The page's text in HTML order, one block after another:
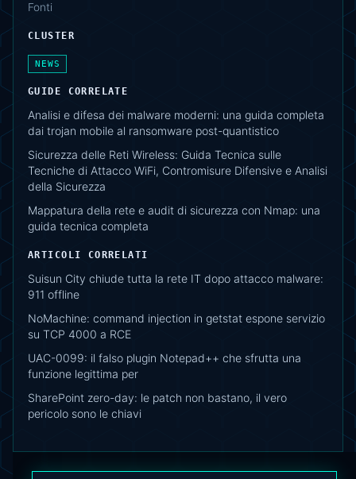
Fonti
CLUSTER
NEWS
GUIDE CORRELATE
Analisi e difesa dei malware moderni: una guida completa
dai trojan mobile al ransomware post-quantistico
Sicurezza delle Reti Wireless: Guida Tecnica sulle
Tecniche di Attacco WiFi, Contromisure Difensive e Analisi
della Sicurezza
Mappatura della rete e audit di sicurezza con Nmap: una
guida tecnica completa
ARTICOLI CORRELATI
Suisun City chiude tutta la rete IT dopo attacco malware:
911 offline
NoMachine: command injection in getstat espone servizio
su TCP 4000 a RCE
UAC-0099: il falso plugin Notepad++ che sfrutta una
funzione legittima per
SharePoint zero-day: le patch non bastano, il vero
pericolo sono le chiavi